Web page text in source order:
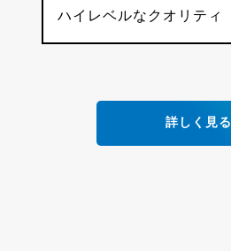
ハイレベルなクオリティ
詳しく見る